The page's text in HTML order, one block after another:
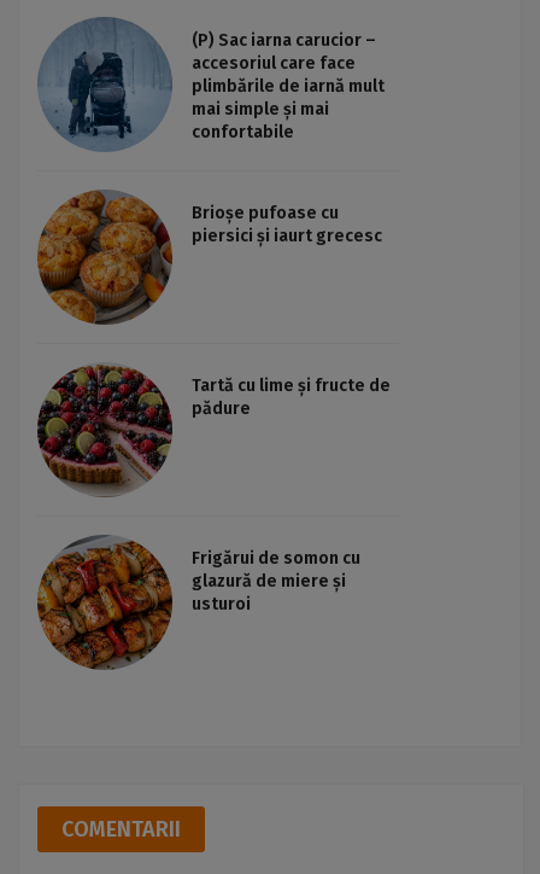
(P) Sac iarna carucior –
accesoriul care face
plimbările de iarnă mult
mai simple și mai
confortabile
Brioșe pufoase cu
piersici și iaurt grecesc
Tartă cu lime și fructe de
pădure
Frigărui de somon cu
glazură de miere și
usturoi
COMENTARII